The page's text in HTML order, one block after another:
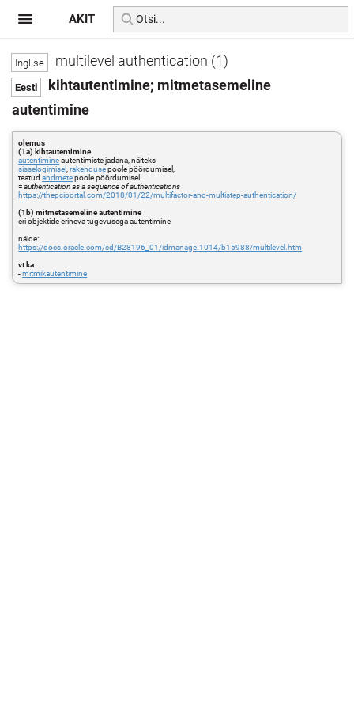
multilevel authentication (1)
kihtautentimine; mitmetasemeline
autentimine
olemus
(1a) kihtautentimine
autentimineautentimiste jadana, näiteks
sisselogimisel ,rakendusepoole pöördumisel,
teatudandmetepoole pöördumisel
=authentication as a sequence of authentications
https://thepciportal.com/2018/01/22/multifactor-and-multistep-authentication/
(1b) mitmetasemeline autentimine
eri objektide erineva tugevusega autentimine
näide:
https://docs.oracle.com/cd/B28196_01/idmanage.1014/b15988/multilevel.htm
vt ka
-mitmikautentimine
AKIT